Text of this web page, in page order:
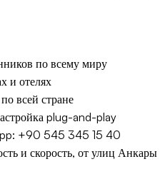
по всему миру
и отелях
всей стране
plug-and-play
+90 545 345 15 40
и скорость, от улиц Анкары